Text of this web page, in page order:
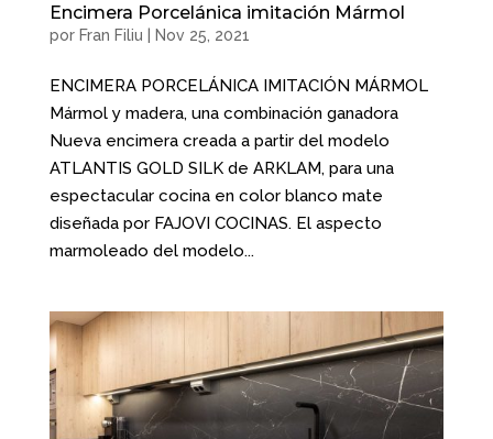
Encimera Porcelánica imitación Mármol
por Fran Filiu Nov 25, 2021
ENCIMERA PORCELÁNICA IMITACIÓN MÁRMOL
Mármol y madera, una combinación ganadora
Nueva encimera creada a partir del modelo
ATLANTIS GOLD SILK de ARKLAM, para una
espectacular cocina en color blanco mate
diseñada por FAJOVI COCINAS. El aspecto
marmoleado del modelo...